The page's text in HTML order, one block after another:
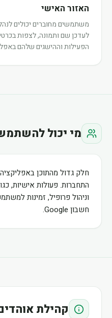
האזור האישי
משתמשים מחוברים יכולים
לעדכן שם ותמונה, לצפות
הפעילות וההישגים שלהם
מי יכול
חלק גדול מהתוכן
התחברות. פעולות אישיות,
וניהול פרופיל, זמינות
חשבון Google.
קהילת